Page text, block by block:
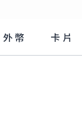
外幣 卡片